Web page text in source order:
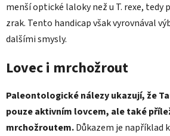
menší optické laloky než u T. rexe, tedy
zrak. Tento handicap však vyrovnával
dalšími smysly.
Lovec i mrchožrout
Paleontologické nálezy ukazují, že
pouze aktivním lovcem, ale také
mrchožroutem.Důkazem je například